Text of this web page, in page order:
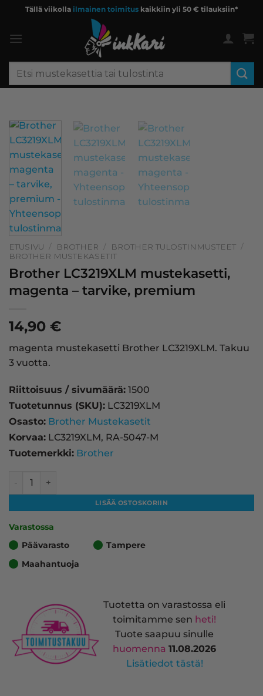
content
Tällä viikolla ilmainen toimitus kaikkiin yli 50 € tilauksiin*
Etsi:
ETUSIVU / BROTHER / BROTHER TULOSTINMUSTEET /
BROTHER MUSTEKASETIT
Brother LC3219XLM mustekasetti,
magenta – tarvike, premium
14,90 €
magenta mustekasetti Brother LC3219XLM. Takuu
3 vuotta.
Riittoisuus / sivumäärä: 1500
Tuotetunnus (SKU): LC3219XLM
Osasto: Brother Mustekasetit
Korvaa: LC3219XLM, RA-5047-M
Tuotemerkki: Brother
Brother LC3219XLM mustekasetti, magenta – tarvike,
LISÄÄ OSTOSKORIIN
Varastossa
Päävarasto
Tampere
Maahantuoja
Tuotetta on varastossa eli
toimitamme sen heti!
Tuote saapuu sinulle
huomenna11.08.2026
Lisätiedot tästä!